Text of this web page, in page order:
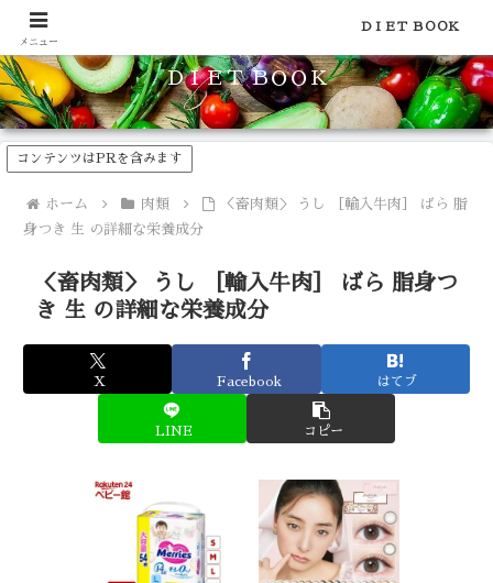
食品のカロリーや糖質などの栄養素がわかる！健康やダイエットに
ＤＩＥＴ ＢＯＯＫ
コンテンツはPRを含みます
ホーム 肉類
＜畜肉類＞ うし ［輸入牛肉］ ばら 脂
身つき 生 の詳細な栄養成分
＜畜肉類＞ うし ［輸入牛肉］ ばら 脂身つ
き 生 の詳細な栄養成分
X Facebook はてブ
LINE コピー
メニュー
ＤＩＥＴ ＢＯＯＫ